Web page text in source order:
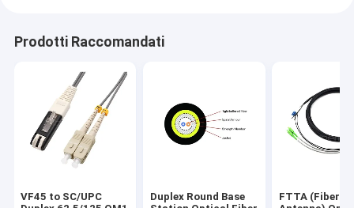
Prodotti Raccomandati
VF45 to SC/UPC
Duplex Round Base
FTTA (Fiber